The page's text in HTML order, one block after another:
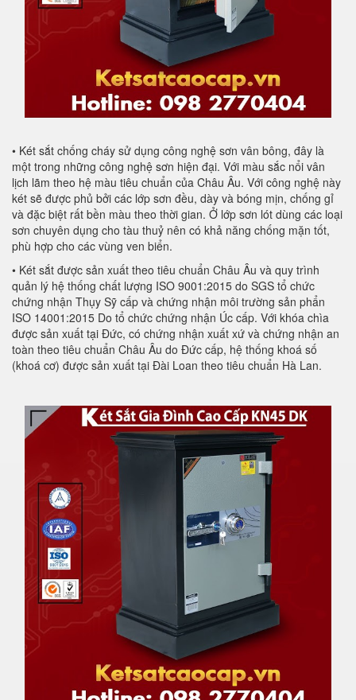
• Két sắt chống cháy sử dụng công nghệ sơn vân bông, đây là
một trong những công nghệ sơn hiện đại. Với màu sắc nổi vân
lịch lãm theo hệ màu tiêu chuẩn của Châu Âu. Với công nghệ này
két sẽ được phủ bởi các lớp sơn đều, dày và bóng mịn, chống gỉ
và đặc biệt rất bền màu theo thời gian. Ở lớp sơn lót dùng các loại
sơn chuyên dụng cho tàu thuỷ nên có khả năng chống mặn tốt,
phù hợp cho các vùng ven biển.
• Két sắt được sản xuất theo tiêu chuẩn Châu Âu và quy trình
quản lý hệ thống chất lượng ISO 9001:2015 do SGS tổ chức
chứng nhận Thụy Sỹ cấp và chứng nhận môi trường sản phẩn
ISO 14001:2015 Do tổ chức chứng nhận Úc cấp. Với khóa chìa
được sản xuất tại Đức, có chứng nhận xuất xứ và chứng nhận an
toàn theo tiêu chuẩn Châu Âu do Đức cấp, hệ thống khoá số
(khoá cơ) được sản xuất tại Đài Loan theo tiêu chuẩn Hà Lan.